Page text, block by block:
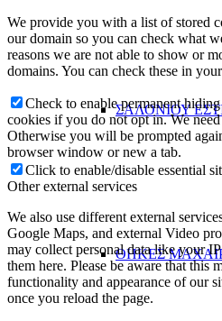
ΣΑΛΟΝΙΟΥ
ΘΗΚΕΣ
We provide you with a list of stored
our domain so you can check what
reasons we are not able to show or
domains. You can check these in
Check to enable permanent
cookies if you do not opt in. We
Otherwise you will be prompted
browser window or new a tab.
Click to enable/disable essential
Other external services
We also use different external
Google Maps, and external Video
may collect personal data like your
them here. Please be aware that this
functionality and appearance of our
once you reload the page.